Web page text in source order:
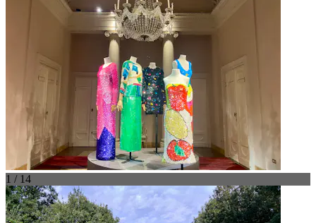
1 / 14